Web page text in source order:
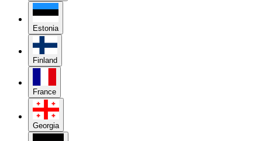
Estonia
Finland
France
Georgia